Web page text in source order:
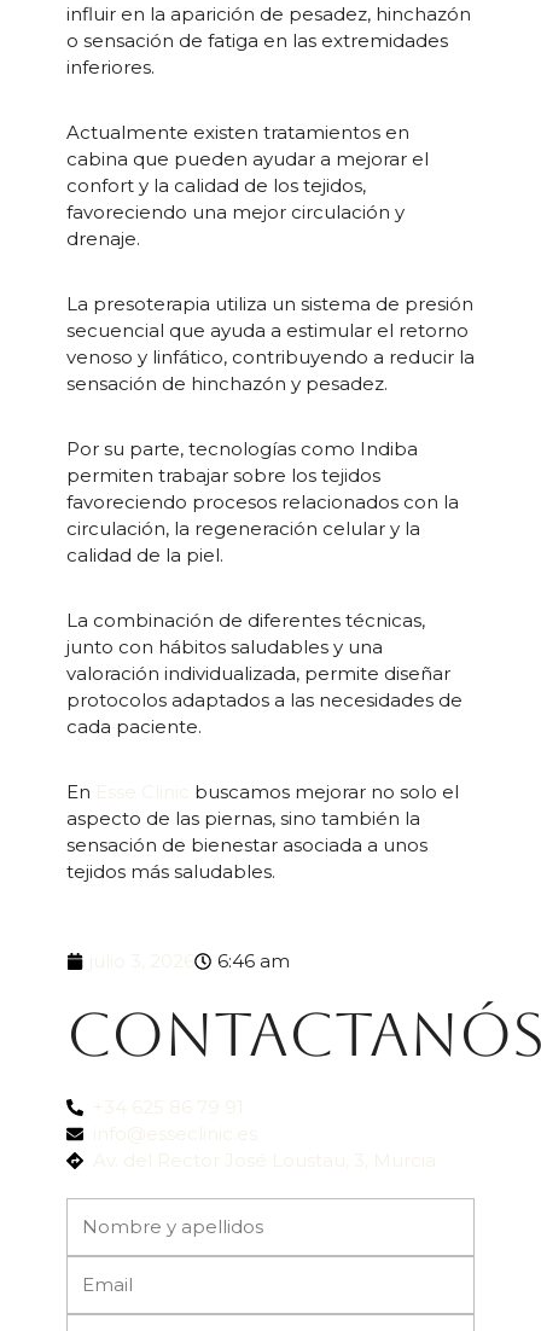
influir en la aparición de pesadez, hinchazón
o sensación de fatiga en las extremidades
inferiores.
Actualmente existen tratamientos en
cabina que pueden ayudar a mejorar el
confort y la calidad de los tejidos,
favoreciendo una mejor circulación y
drenaje.
La presoterapia utiliza un sistema de presión
secuencial que ayuda a estimular el retorno
venoso y linfático, contribuyendo a reducir la
sensación de hinchazón y pesadez.
Por su parte, tecnologías como Indiba
permiten trabajar sobre los tejidos
favoreciendo procesos relacionados con la
circulación, la regeneración celular y la
calidad de la piel.
La combinación de diferentes técnicas,
junto con hábitos saludables y una
valoración individualizada, permite diseñar
protocolos adaptados a las necesidades de
cada paciente.
En
buscamos mejorar no solo el
aspecto de las piernas, sino también la
sensación de bienestar asociada a unos
tejidos más saludables.
6:46 am